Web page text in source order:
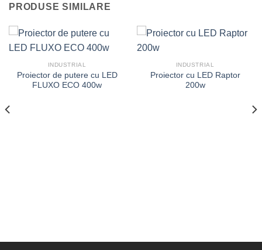
PRODUSE SIMILARE
INDUSTRIAL
Proiector de putere cu LED
FLUXO ECO 400w
INDUSTRIAL
Proiector cu LED Raptor
200w